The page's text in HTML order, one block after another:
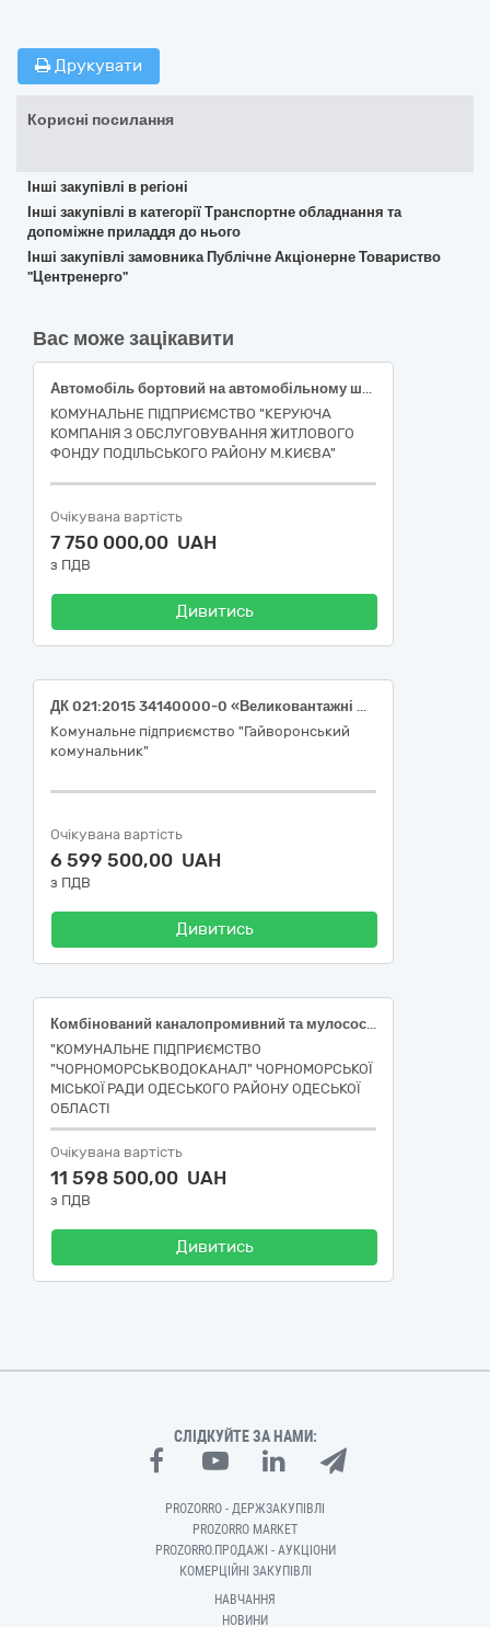
Друкувати
Корисні посилання
Інші закупівлі в регіоні
Інші закупівлі в категорії Транспортне обладнання та
допоміжне приладдя до нього
Інші закупівлі замовника Публічне Акціонерне Товариство
"Центренерго"
Вас може зацікавити
Автомобіль бортовий на автомобільному шасі Iveco (або еквівалент) з краном-маніпулятором за кодом ДК 021-2015 (CPV) 34140000-0 Великовантажні мототранспортні засоби
КОМУНАЛЬНЕ ПІДПРИЄМСТВО "КЕРУЮЧА
КОМПАНІЯ З ОБСЛУГОВУВАННЯ ЖИТЛОВОГО
ФОНДУ ПОДІЛЬСЬКОГО РАЙОНУ М.КИЄВА"
Очікувана вартість
7 750 000,00 UAH
з ПДВ
Дивитись
ДК 021:2015 34140000-0 «Великовантажні мототранспортні засоби» (Сміттєвоз із заднім завантаженням та снігоприбиральним відвалом)
Комунальне підприємство "Гайворонський
комунальник"
Очікувана вартість
6 599 500,00 UAH
з ПДВ
Дивитись
Комбінований каналопромивний та мулососний автомобіль
"КОМУНАЛЬНЕ ПІДПРИЄМСТВО
"ЧОРНОМОРСЬКВОДОКАНАЛ" ЧОРНОМОРСЬКОЇ
МІСЬКОЇ РАДИ ОДЕСЬКОГО РАЙОНУ ОДЕСЬКОЇ
ОБЛАСТІ
Очікувана вартість
11 598 500,00 UAH
з ПДВ
Дивитись
СЛІДКУЙТЕ ЗА НАМИ:
PROZORRO - ДЕРЖЗАКУПІВЛІ
PROZORRO MARKET
PROZORRO.ПРОДАЖІ - АУКЦІОНИ
КОМЕРЦІЙНІ ЗАКУПІВЛІ
НАВЧАННЯ
НОВИНИ